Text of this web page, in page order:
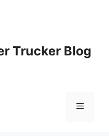
Trucker Blog
Menü